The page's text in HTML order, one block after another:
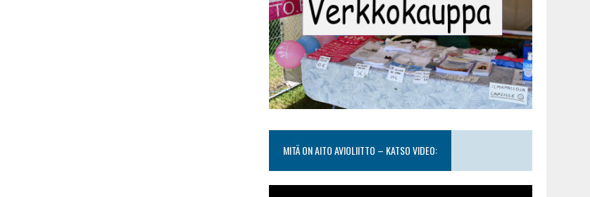
MITÄ ON AITO AVIOLIITTO – KATSO VIDEO: